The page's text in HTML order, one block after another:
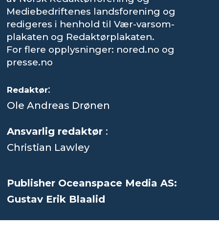
Mediebedriftenes landsforening og
redigeres i henhold til Vær-varsom-
plakaten og Redaktørplakaten.
For flere opplysninger: nored.no og
presse.no
Redaktør:
Ole Andreas Drønen
Ansvarlig redaktør :
Christian Lawley
Publisher Oceanspace Media AS:
Gustav Erik Blaalid